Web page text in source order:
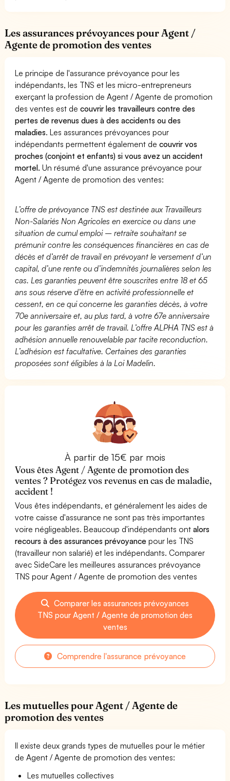
Les assurances prévoyances pour Agent /
Agente de promotion des ventes
Le principe de l'assurance prévoyance pour les
indépendants, les TNS et les micro-entrepreneurs
exerçant la profession de Agent / Agente de promotion
des ventes est decouvrir les travailleurs contre des
pertes de revenus dues à des accidents ou des
maladies. Les assurances prévoyances pour
indépendants permettent également decouvrir vos
proches (conjoint et enfants) si vous avez un accident
mortel. Un résumé d'une assurance prévoyance pour
Agent / Agente de promotion des ventes:
L’offre de prévoyance TNS est destinée aux Travailleurs
Non-Salariés Non Agricoles en exercice ou dans une
situation de cumul emploi – retraite souhaitant se
prémunir contre les conséquences financières en cas de
décès et d’arrêt de travail en prévoyant le versement d’un
capital, d’une rente ou d’indemnités journalières selon les
cas. Les garanties peuvent être souscrites entre 18 et 65
ans sous réserve d’être en activité professionnelle et
cessent, en ce qui concerne les garanties décès, à votre
70e anniversaire et, au plus tard, à votre 67e anniversaire
pour les garanties arrêt de travail. L’offre ALPHA TNS est à
adhésion annuelle renouvelable par tacite reconduction.
L’adhésion est facultative. Certaines des garanties
proposées sont éligibles à la Loi Madelin.
À partir de 15€ par mois
Vous êtes Agent / Agente de promotion des
ventes ? Protégez vos revenus en cas de maladie,
accident !
Vous êtes indépendants, et généralement les aides de
votre caisse d'assurance ne sont pas très importantes
voire négligeables. Beaucoup d'indépendants ontalors
recours à des assurances prévoyance pour les TNS
(travailleur non salarié) et les indépendants. Comparer
avec SideCare les meilleures assurances prévoyance
TNS pour Agent / Agente de promotion des ventes
Comparer les assurances prévoyances
TNS pour Agent / Agente de promotion des
ventes
Comprendre l'assurance prévoyance
Les mutuelles pour Agent / Agente de
promotion des ventes
Il existe deux grands types de mutuelles pour le métier
de Agent / Agente de promotion des ventes:
Les mutuelles collectives